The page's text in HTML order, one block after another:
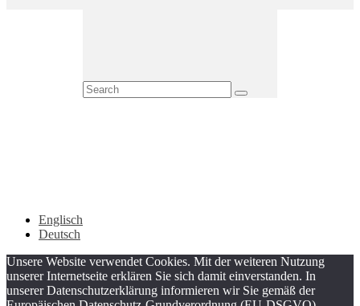
Englisch
Deutsch
Unsere Website verwendet Cookies. Mit der weiteren Nutzung
unserer Internetseite erklären Sie sich damit einverstanden. In
unserer Datenschutzerklärung informieren wir Sie gemäß der